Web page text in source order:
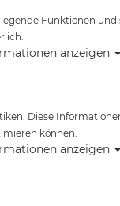
Funktionen
anzeigen
Diese
können.
anzeigen